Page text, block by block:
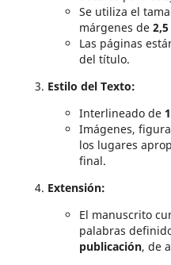
Se utiliza el
márgenes de
Las páginas
del título.
Estilo del Texto:
Interlineado de
Imágenes,
los lugares
final.
Extensión:
El manuscrito
palabras
publicación, de